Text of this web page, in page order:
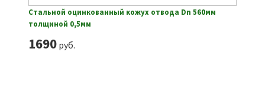
Стальной оцинкованный кожух отвода Dn 560мм
толщиной 0,5мм
1690руб.